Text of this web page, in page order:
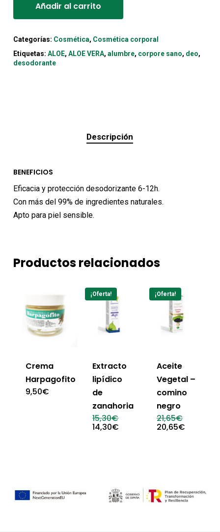
Añadir al carrito
Categorías: Cosmética, Cosmética corporal
Etiquetas: ALOE, ALOE VERA, alumbre, corpore sano, deo,
desodorante
Descripción
BENEFICIOS
Eficacia y protección desodorizante 6-12h.
Con más del 99% de ingredientes naturales.
Apto para piel sensible.
Productos relacionados
Crema
Harpagofito
9,50€
¡Oferta!
Extracto
lipídico
de
zanahoria
15,30€El
precio
14,30€
¡Oferta!
Aceite
Vegetal –
comino
negro
21,65€El
precio
original
20,65€